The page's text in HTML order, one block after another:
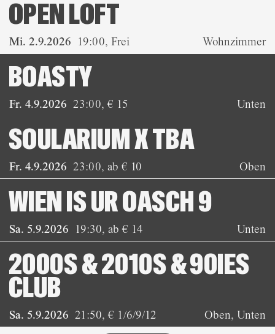
Mi. 2.9.2026 19:00,Frei
OPEN LOFT
Wohnzimmer
Fr. 4.9.2026 23:00,€ 15
BOASTY
Unten
Fr. 4.9.2026 23:00, ab € 10
SOULARIUM X TBA
Oben
Sa. 5.9.2026 19:30, ab € 14
WIEN IS UR OASCH 9
Unten
Sa. 5.9.2026 21:50,€ 1/6/9/12
2000S & 2010S & 90IES
CLUB
Oben, Unten